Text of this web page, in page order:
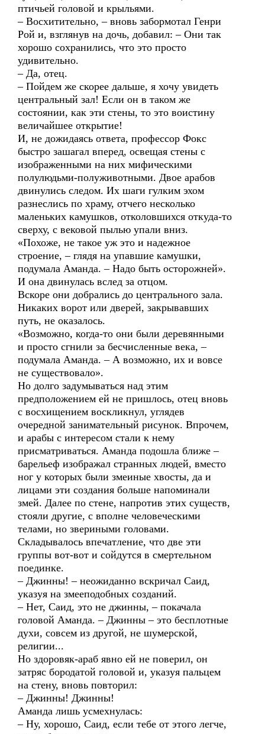
птичьей головой и крыльями.
– Восхитительно, – вновь забормотал Генри
Рой и, взглянув на дочь, добавил: – Они так
хорошо сохранились, что это просто
удивительно.
– Да, отец.
– Пойдем же скорее дальше, я хочу увидеть
центральный зал! Если он в таком же
состоянии, как эти стены, то это воистину
величайшее открытие!
И, не дожидаясь ответа, профессор Фокс
быстро зашагал вперед, освещая стены с
изображенными на них мифическими
полулюдьми-полуживотными. Двое арабов
двинулись следом. Их шаги гулким эхом
разнеслись по храму, отчего несколько
маленьких камушков, отколовшихся откуда-то
сверху, с вековой пылью упали вниз.
«Похоже, не такое уж это и надежное
строение, – глядя на упавшие камушки,
подумала Аманда. – Надо быть осторожней».
И она двинулась вслед за отцом.
Вскоре они добрались до центрального зала.
Никаких ворот или дверей, закрывавших
путь, не оказалось.
«Возможно, когда-то они были деревянными
и просто сгнили за бесчисленные века, –
подумала Аманда. – А возможно, их и вовсе
не существовало».
Но долго задумываться над этим
предположением ей не пришлось, отец вновь
с восхищением воскликнул, углядев
очередной занимательный рисунок. Впрочем,
и арабы с интересом стали к нему
присматриваться. Аманда подошла ближе –
барельеф изображал странных людей, вместо
ног у которых были змеиные хвосты, да и
лицами эти создания больше напоминали
змей. Далее по стене, напротив этих существ,
стояли другие, с вполне человеческими
телами, но звериными головами.
Складывалось впечатление, что две эти
группы вот-вот и сойдутся в смертельном
поединке.
– Джинны! – неожиданно вскричал Саид,
указуя на змееподобных созданий.
– Нет, Саид, это не джинны, – покачала
головой Аманда. – Джинны – это бесплотные
духи, совсем из другой, не шумерской,
религии...
Но здоровяк-араб явно ей не поверил, он
затряс бородатой головой и, указуя пальцем
на стену, вновь повторил:
– Джинны! Джинны!
Аманда лишь усмехнулась:
– Ну, хорошо, Саид, если тебе от этого легче,